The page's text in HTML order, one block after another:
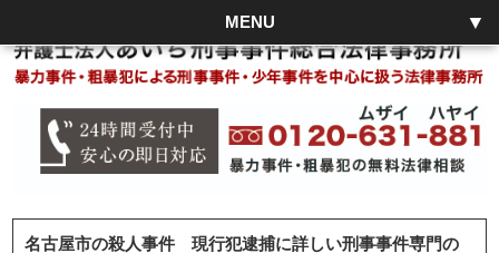
MENU
名古屋市の殺人事件 現行犯逮捕に詳しい刑事事件専門の